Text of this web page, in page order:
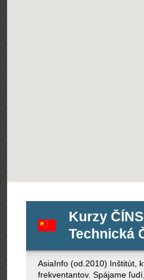
Kurzy
Technická
AsiaInfo (od.2010) Inštitút,
frekventantov. Spájame